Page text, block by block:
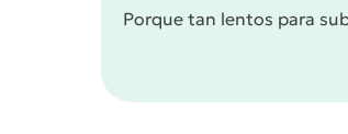
Porque tan lentos para